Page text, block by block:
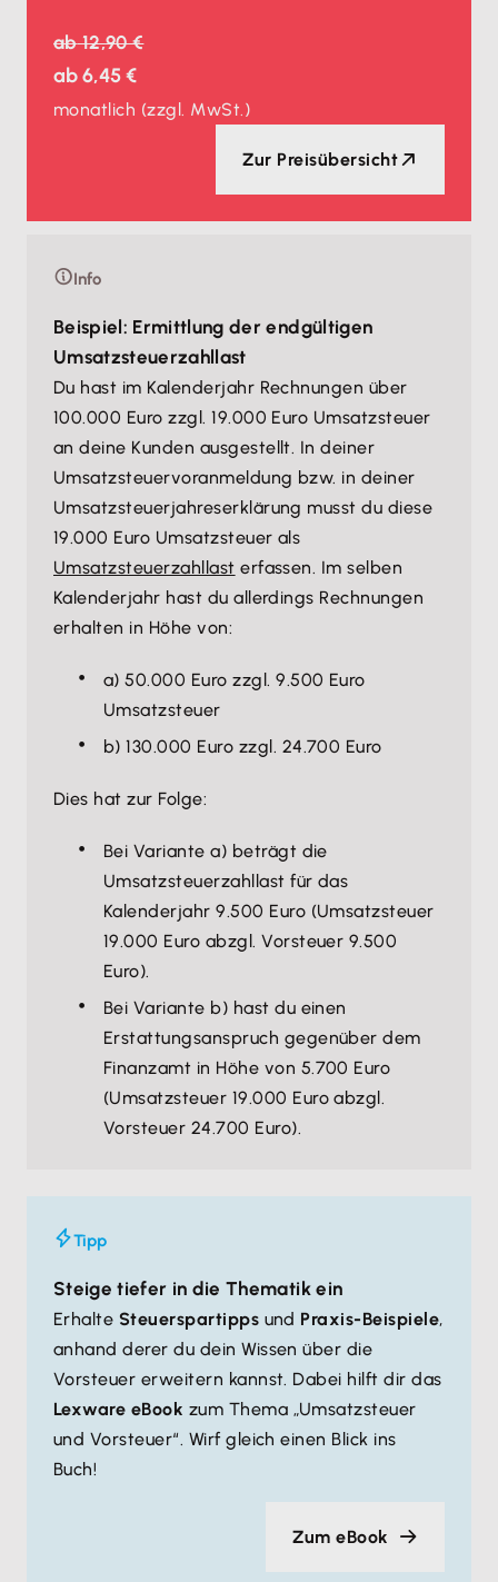
ab12,90 €
ab6,45 €
monatlich (zzgl. MwSt.)
Zur Preisübersicht
Info
Beispiel: Ermittlung der endgültigen
Umsatzsteuerzahllast
Du hast im Kalenderjahr Rechnungen über
100.000 Euro zzgl. 19.000 Euro Umsatzsteuer
an deine Kunden ausgestellt. In deiner
Umsatzsteuervoranmeldung bzw. in deiner
Umsatzsteuerjahreserklärung musst du diese
19.000 Euro Umsatzsteuer als
Umsatzsteuerzahllast erfassen. Im selben
Kalenderjahr hast du allerdings Rechnungen
erhalten in Höhe von:
a) 50.000 Euro zzgl. 9.500 Euro
Umsatzsteuer
b) 130.000 Euro zzgl. 24.700 Euro
Dies hat zur Folge:
Bei Variante a) beträgt die
Umsatzsteuerzahllast für das
Kalenderjahr 9.500 Euro (Umsatzsteuer
19.000 Euro abzgl. Vorsteuer 9.500
Euro).
Bei Variante b) hast du einen
Erstattungsanspruch gegenüber dem
Finanzamt in Höhe von 5.700 Euro
(Umsatzsteuer 19.000 Euro abzgl.
Vorsteuer 24.700 Euro).
Tipp
Steige tiefer in die Thematik ein
Erhalte Steuerspartipps und Praxis-Beispiele,
anhand derer du dein Wissen über die
Vorsteuer erweitern kannst. Dabei hilft dir das
Lexware eBook zum Thema „Umsatzsteuer
und Vorsteuer“. Wirf gleich einen Blick ins
Buch!
Zum eBook